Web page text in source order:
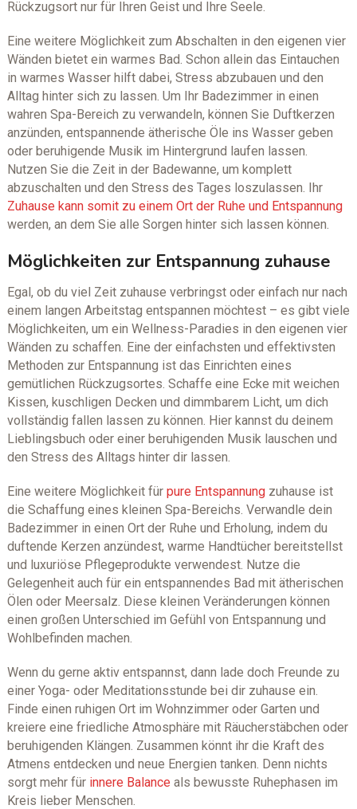
Rückzugsort nur für Ihren Geist und Ihre Seele.
Eine weitere Möglichkeit zum Abschalten in den eigenen vier
Wänden bietet ein warmes Bad. Schon allein das Eintauchen
in warmes Wasser hilft dabei, Stress abzubauen und den
Alltag hinter sich zu lassen. Um Ihr Badezimmer in einen
wahren Spa-Bereich zu verwandeln, können Sie Duftkerzen
anzünden, entspannende ätherische Öle ins Wasser geben
oder beruhigende Musik im Hintergrund laufen lassen.
Nutzen Sie die Zeit in der Badewanne, um komplett
abzuschalten und den Stress des Tages loszulassen. Ihr
Zuhause kann somit zu einem Ort der Ruhe und Entspannung
werden, an dem Sie alle Sorgen hinter sich lassen können.
Möglichkeiten zur Entspannung zuhause
Egal, ob du viel Zeit zuhause verbringst oder einfach nur nach
einem langen Arbeitstag entspannen möchtest – es gibt viele
Möglichkeiten, um ein Wellness-Paradies in den eigenen vier
Wänden zu schaffen. Eine der einfachsten und effektivsten
Methoden zur Entspannung ist das Einrichten eines
gemütlichen Rückzugsortes. Schaffe eine Ecke mit weichen
Kissen, kuschligen Decken und dimmbarem Licht, um dich
vollständig fallen lassen zu können. Hier kannst du deinem
Lieblingsbuch oder einer beruhigenden Musik lauschen und
den Stress des Alltags hinter dir lassen.
Eine weitere Möglichkeit für pure Entspannungzuhause ist
die Schaffung eines kleinen Spa-Bereichs. Verwandle dein
Badezimmer in einen Ort der Ruhe und Erholung, indem du
duftende Kerzen anzündest, warme Handtücher bereitstellst
und luxuriöse Pflegeprodukte verwendest. Nutze die
Gelegenheit auch für ein entspannendes Bad mit ätherischen
Ölen oder Meersalz. Diese kleinen Veränderungen können
einen großen Unterschied im Gefühl von Entspannung und
Wohlbefinden machen.
Wenn du gerne aktiv entspannst, dann lade doch Freunde zu
einer Yoga- oder Meditationsstunde bei dir zuhause ein.
Finde einen ruhigen Ort im Wohnzimmer oder Garten und
kreiere eine friedliche Atmosphäre mit Räucherstäbchen oder
beruhigenden Klängen. Zusammen könnt ihr die Kraft des
Atmens entdecken und neue Energien tanken. Denn nichts
sorgt mehr für innere Balance als bewusste Ruhephasen im
Kreis lieber Menschen.